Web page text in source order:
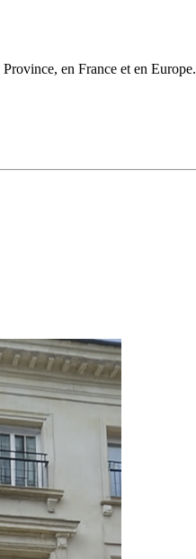
en France et en Europe.